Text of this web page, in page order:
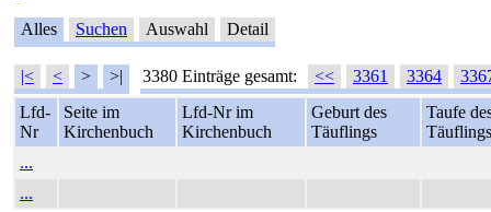
Alles Suchen Auswahl Detail
|< < > >| 3380 Einträge gesamt: << 3361 3364
Lfd-
Nr
Seite im
Kirchenbuch
Lfd-Nr im
Kirchenbuch
Geburt des
Täuflings
Taufe
Täuflings
...
...